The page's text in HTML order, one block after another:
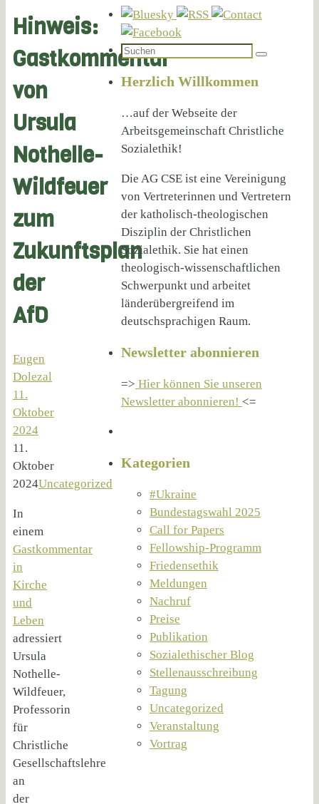
Hinweis:
Gastkommentar
von
Ursula
Nothelle-
Wildfeuer
zum
Zukunftsplan
der
AfD
Eugen
Dolezal
11.
Oktober
2024
11.
Oktober
2024Uncategorized
In
einem
Gastkommentar
in
Kirche
und
Leben
adressiert
Ursula
Nothelle-
Wildfeuer,
Professorin
für
Christliche
Gesellschaftslehre
an
der
Suchen
nach:
Suchen
Herzlich Willkommen
…auf der Webseite der
Arbeitsgemeinschaft Christliche
Sozialethik!
Die AG CSE ist eine Vereinigung
von Vertreterinnen und Vertretern
der katholisch-theologischen
Disziplin der Christlichen
Sozialethik. Sie hat einen
theologisch-wissenschaftlichen
Schwerpunkt und arbeitet
länderübergreifend im
deutschsprachigen Raum.
Newsletter abonnieren
=> Hier können Sie unseren
Newsletter abonnieren! <=
Kategorien
#Ukraine
Bundestagswahl 2025
Call for Papers
Fellowship-Programm
Friedensethik
Meldungen
Nachruf
Preise
Publikation
Sozialethischer Blog
Stellenausschreibung
Tagung
Uncategorized
Veranstaltung
Vortrag